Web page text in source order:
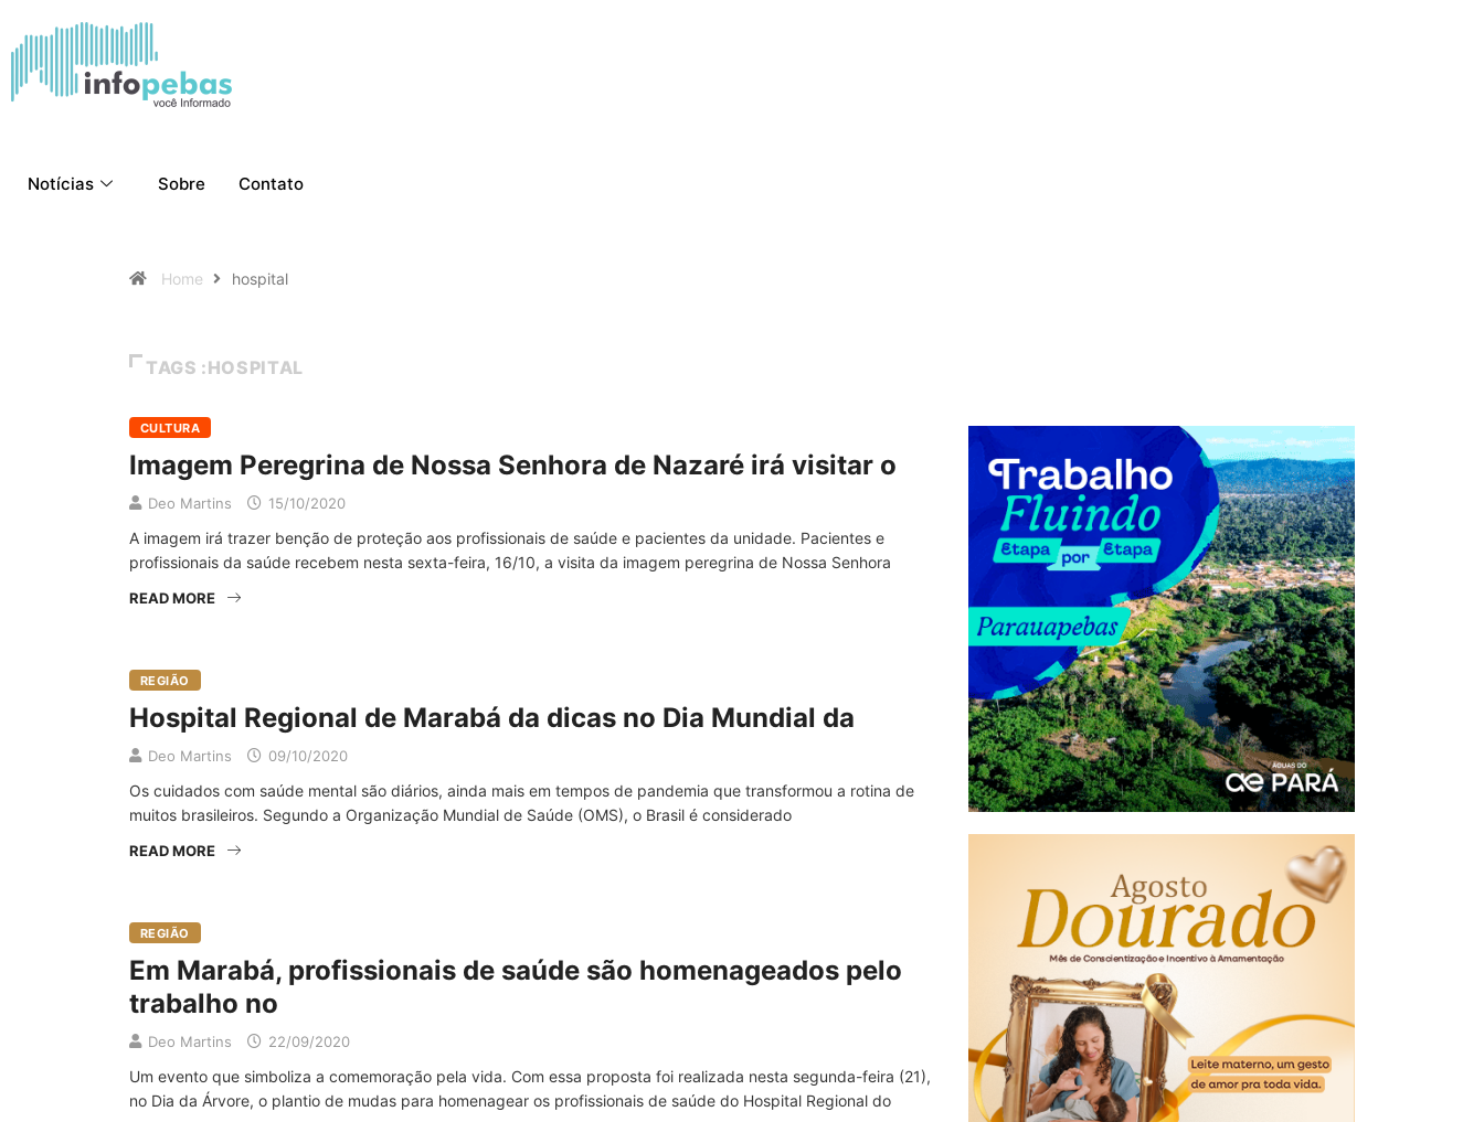
Notícias Sobre Contato
Home hospital
TAGS :HOSPITAL
CULTURA
Imagem Peregrina de Nossa Senhora de Nazaré irá visitar o
Deo Martins 15/10/2020
A imagem irá trazer benção de proteção aos profissionais de saúde e pacientes da unidade. Pacientes e
profissionais da saúde recebem nesta sexta-feira, 16/10, a visita da imagem peregrina de Nossa Senhora
READ MORE
REGIÃO
Hospital Regional de Marabá da dicas no Dia Mundial da
Deo Martins 09/10/2020
Os cuidados com saúde mental são diários, ainda mais em tempos de pandemia que transformou a rotina de
muitos brasileiros. Segundo a Organização Mundial de Saúde (OMS), o Brasil é considerado
READ MORE
REGIÃO
Em Marabá, profissionais de saúde são homenageados pelo
trabalho no
Deo Martins 22/09/2020
Um evento que simboliza a comemoração pela vida. Com essa proposta foi realizada nesta segunda-feira (21),
no Dia da Árvore, o plantio de mudas para homenagear os profissionais de saúde do Hospital Regional do